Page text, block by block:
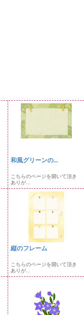
和風グリーンの...
こちらのページを開いて頂き
ありが...
縦のフレーム
こちらのページを開いて頂き
ありが...